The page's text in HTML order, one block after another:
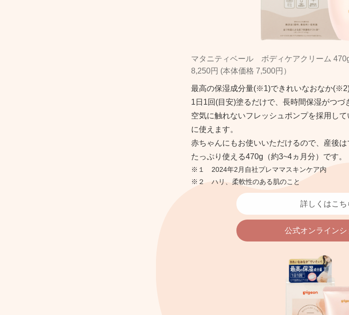
マタニティベール ボディケアクリーム
8,250円 (本体価格 7,500円）
最高の保湿成分量(※1)できれいなおなか
1日1回(目安)塗るだけで、長時間保湿がつづ
空気に触れないフレッシュポンプを採用し
に使えます。
赤ちゃんにもお使いいただけるので、産後は
たっぷり使える470g（約3~4ヵ月分）です。
※１ 2024年2月自社プレママスキンケア内
※２ ハリ、柔軟性のある肌のこと
詳しくはこち
公式オンラインシ